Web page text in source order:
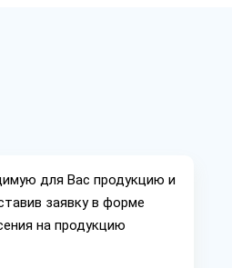
для Вас продукцию и
заявку в форме
на продукцию